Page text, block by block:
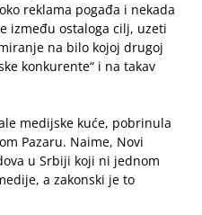
reklama pogađa i nekada
između ostaloga cilj, uzeti
na bilo kojoj drugoj
konkurente“ i na takav
medijske kuće, pobrinula
Pazaru. Naime, Novi
u Srbiji koji ni jednom
a zakonski je to